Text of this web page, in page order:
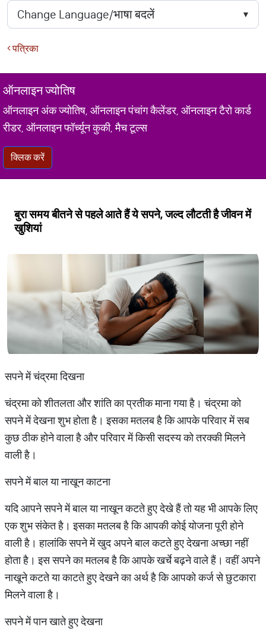
पत्रिका
ऑनलाइन ज्योतिष
ऑनलाइन अंक ज्योतिष, ऑनलाइन पंचांग कैलेंडर, ऑनलाइन टैरो कार्ड
रीडर, ऑनलाइन फॉर्च्यून कुकी, मैच टूल्स
क्लिक करें
बुरा समय बीतने से पहले आते हैं ये सपने, जल्द लौटती है जीवन में
खुशियां
सपने में चंद्रमा दिखना
चंद्रमा को शीतलता और शांति का प्रतीक माना गया है। चंद्रमा को
सपने में देखना शुभ होता है। इसका मतलब है कि आपके परिवार में सब
कुछ ठीक होने वाला है और परिवार में किसी सदस्‍य को तरक्‍की मिलने
वाली है।
सपने में बाल या नाखून काटना
यदि आपने सपने में बाल या नाखून कटते हुए देखे हैं तो यह भी आपके लिए
एक शुभ संकेत है। इसका मतलब है कि आपकी कोई योजना पूरी होने
वाली है। हालांकि सपने में खुद अपने बाल कटते हुए देखना अच्‍छा नहीं
होता है। इस सपने का मतलब है कि आपके खर्चे बढ़ने वाले हैं। वहीं अपने
नाखूने कटते या काटते हुए देखने का अर्थ है कि आपको कर्ज से छुटकारा
मिलने वाला है।
सपने में पान खाते हुए देखना